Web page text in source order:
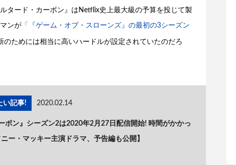
タード・カーボン』はNetflix史上最大級の予算を投じて製
ンが 「『ゲーム・オブ・スローンズ』の最初の3シーズン
のためには相当に高いハードルが設定されていたのだろ
い記事! 2020.02.14
ボン』シーズン2は2020年2月27日配信開始! 時間がかかっ
ー・マッキー主演ドラマ、予告編も公開】